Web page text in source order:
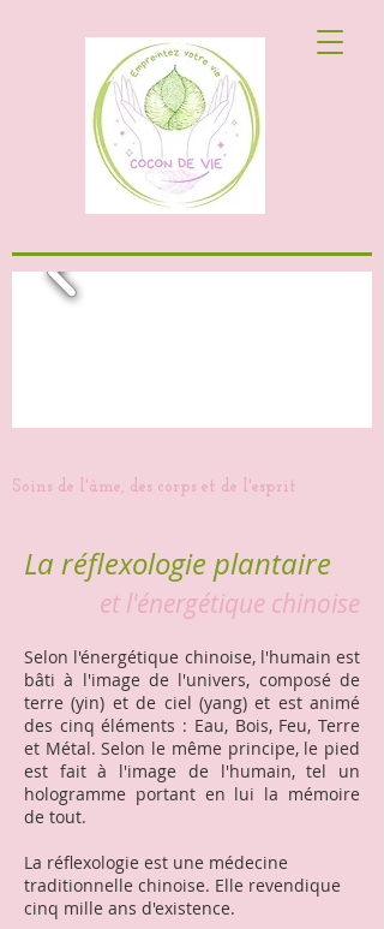
Soins de l'âme, des corps et de l'esprit
La réflexologie plantaire
et l'énergétique chinoise
Selon l'énergétique chinoise, l'humain est
bâti à l'image de l'univers, composé de
terre (yin) et de ciel (yang) et est animé
des cinq éléments : Eau, Bois, Feu, Terre
et Métal. Selon le même principe, le pied
est fait à l'image de l'humain, tel un
hologramme portant en lui la mémoire
de tout.
La réflexologie est une médecine
traditionnelle chinoise. Elle revendique
cinq mille ans d'existence.